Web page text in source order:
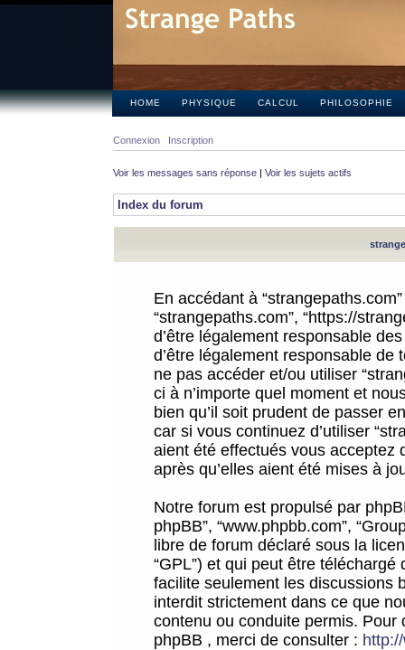
HOME PHYSIQUE CALCUL PHILOSOPHIE
Connexion Inscription
Voir les messages sans réponse | Voir les sujets actifs
Index du forum
En accédant à
“strangepaths.com”, “https://
d’être légalement responsable
d’être légalement responsable
ne pas accéder et/ou utiliser
ci à n’importe quel moment et
bien qu’il soit prudent de passer
car si vous continuez d’utiliser
aient été effectués vous acceptez
après qu’elles aient été mises à
Notre forum est propulsé par
phpBB”, “www.phpbb.com”,
libre de forum déclaré sous la
“GPL”) et qui peut être téléchargé
facilite seulement les discussions
interdit strictement dans ce que
contenu ou conduite permis.
phpBB , merci de consulter :